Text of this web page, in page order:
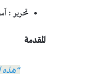
تحرير :
المقدمة
“هذه